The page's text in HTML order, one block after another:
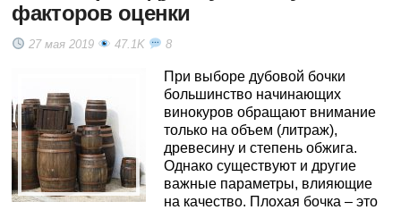
факторов оценки
27 мая 2019 47.1K 8
При выборе дубовой бочки
большинство начинающих
винокуров обращают внимание
только на объем (литраж),
древесину и степень обжига.
Однако существуют и другие
важные параметры, влияющие
на качество. Плохая бочка – это